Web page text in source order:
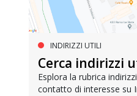
INDIRIZZI UTILI
Cerca indirizzi
Esplora la rubrica
contatto di interesse su